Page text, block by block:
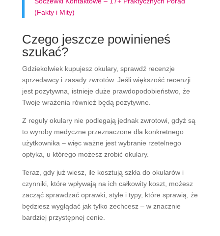
(Fakty i Mity)
Czego jeszcze powinieneś
szukać?
Gdziekolwiek kupujesz okulary, sprawdź recenzje
sprzedawcy i zasady zwrotów. Jeśli większość recenzji
jest pozytywna, istnieje duże prawdopodobieństwo, że
Twoje wrażenia również będą pozytywne.
Z reguły okulary nie podlegają jednak zwrotowi, gdyż są
to wyroby medyczne przeznaczone dla konkretnego
użytkownika – więc ważne jest wybranie rzetelnego
optyka, u którego możesz zrobić okulary.
Teraz, gdy już wiesz, ile kosztują szkła do okularów i
czynniki, które wpływają na ich całkowity koszt, możesz
zacząć sprawdzać oprawki, style i typy, które sprawią, że
będziesz wyglądać jak tylko zechcesz – w znacznie
bardziej przystępnej cenie.